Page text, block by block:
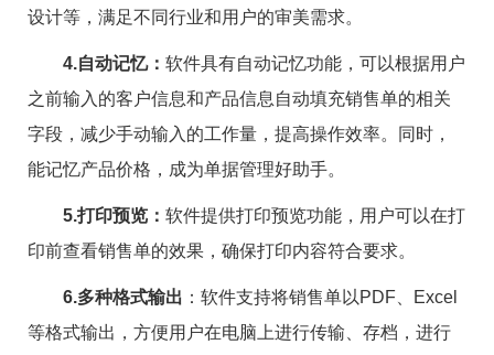
设计等，满足不同行业和用户的审美需求。
4.自动记忆： 软件具有自动记忆功能，可以根据用户
之前输入的客户信息和产品信息自动填充销售单的相关
字段，减少手动输入的工作量，提高操作效率。同时，
能记忆产品价格，成为单据管理好助手。
5.打印预览： 软件提供打印预览功能，用户可以在打
印前查看销售单的效果，确保打印内容符合要求。
6.多种格式输出 ：软件支持将销售单以PDF、Excel
等格式输出，方便用户在电脑上进行传输、存档，进行